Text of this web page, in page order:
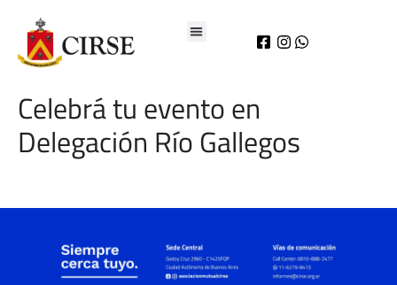
Celebrá tu evento en
Delegación Río Gallegos